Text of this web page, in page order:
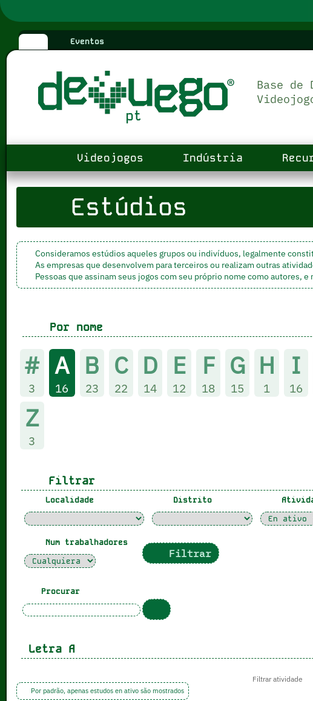
Eventos
Videojogos Indústria
Estúdios
Consideramos estúdios aqueles grupos ou indivíduos, legalmente
As empresas que desenvolvem para terceiros ou realizam outras
Pessoas que assinam seus jogos com seu próprio nome como autores,
Por nome
#
3
A
16
B
23
C
22
D
14
E
12
F
18
G
15
H
1
I
16
Z
3
Filtrar
Localidade Distrito
Num trabalhadores
Filtrar
Procurar
Letra A
Filtrar atividade
Por padrão, apenas estudos en ativo são mostrados